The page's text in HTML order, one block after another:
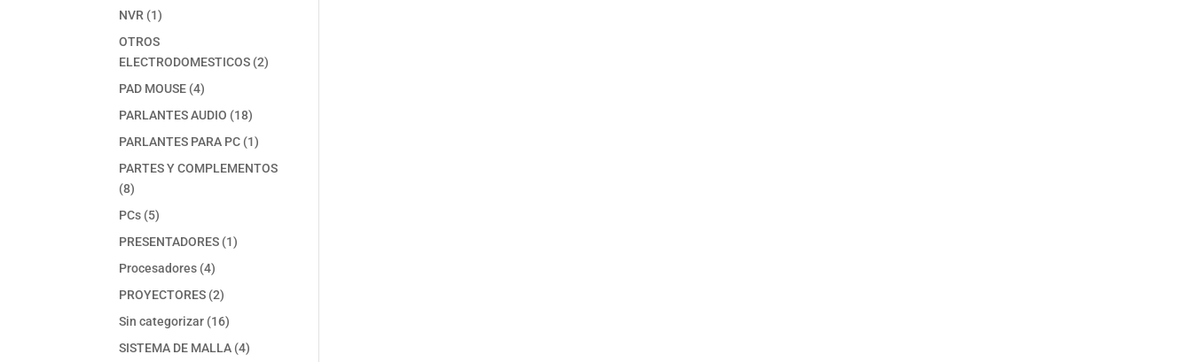
producto
NVR 11
producto
OTROS
ELECTRODOMESTICOS 22
PAD MOUSE 44
productos
PARLANTES AUDIO 1818
productos
PARLANTES PARA PC 11
producto
PARTES Y COMPLEMENTOS
88
productos
PCs 55
productos
PRESENTADORES 11
Procesadores 44
productos
PROYECTORES 22
productos
Sin categorizar 1616
productos
SISTEMA DE MALLA 44